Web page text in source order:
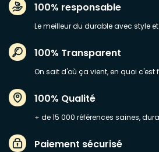
100% responsable
Le meilleur du durable avec style
100% Transparent
On sait d'où ça vient, en quoi c'est
100% Qualité
+ de 15 000 références saines,
Paiement sécurisé